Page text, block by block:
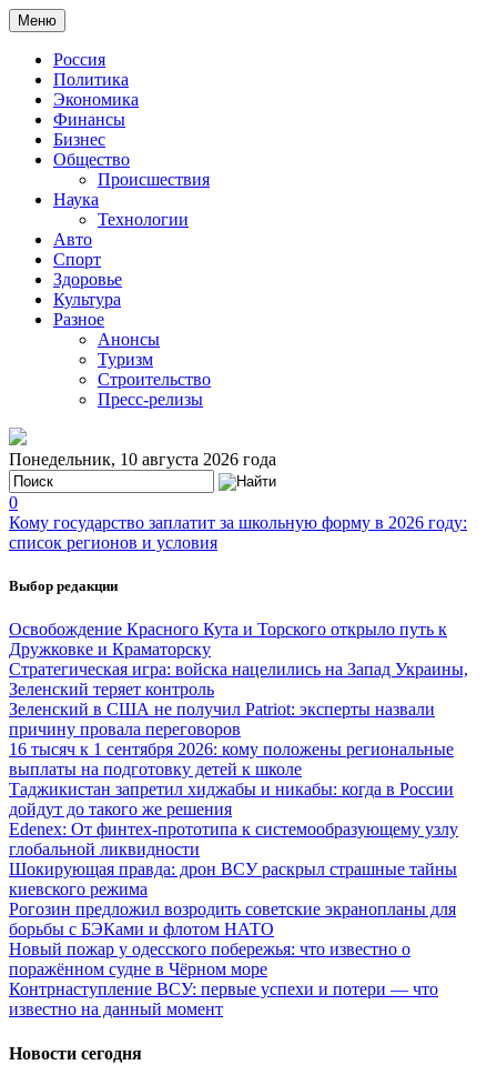
Меню
Россия
Политика
Экономика
Финансы
Бизнес
Общество
Происшествия
Наука
Технологии
Авто
Спорт
Здоровье
Культура
Разное
Анонсы
Туризм
Строительство
Пресс-релизы
Понедельник, 10 августа 2026 года
0
Кому государство заплатит за школьную форму в 2026 году:
список регионов и условия
Выбор редакции
Освобождение Красного Кута и Торского открыло путь к
Дружковке и Краматорску
Стратегическая игра: войска нацелились на Запад Украины,
Зеленский теряет контроль
Зеленский в США не получил Patriot: эксперты назвали
причину провала переговоров
16 тысяч к 1 сентября 2026: кому положены региональные
выплаты на подготовку детей к школе
Таджикистан запретил хиджабы и никабы: когда в России
дойдут до такого же решения
Edenex: От финтех-прототипа к системообразующему узлу
глобальной ликвидности
Шокирующая правда: дрон ВСУ раскрыл страшные тайны
киевского режима
Рогозин предложил возродить советские экранопланы для
борьбы с БЭКами и флотом НАТО
Новый пожар у одесского побережья: что известно о
поражённом судне в Чёрном море
Контрнаступление ВСУ: первые успехи и потери — что
известно на данный момент
Новости сегодня